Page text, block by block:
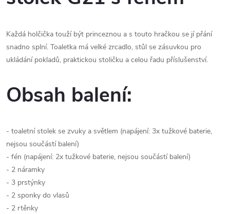
Každá holčička touží být princeznou a s touto hračkou se jí přání
snadno splní. Toaletka má velké zrcadlo, stůl se zásuvkou pro
ukládání pokladů, praktickou stoličku a celou řadu příslušenství.
Obsah balení:
- toaletní stolek se zvuky a světlem (napájení: 3x tužkové baterie,
nejsou součástí balení)
- fén (napájení: 2x tužkové baterie, nejsou součástí balení)
- 2 náramky
- 3 prstýnky
- 2 sponky do vlasů
- 2 rtěnky